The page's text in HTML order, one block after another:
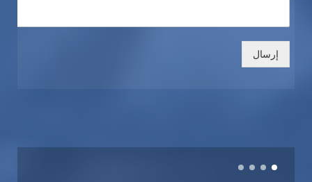
إرسال